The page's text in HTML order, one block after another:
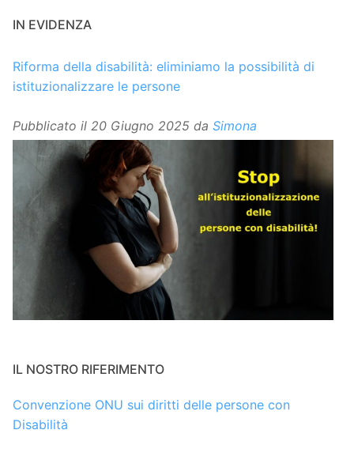
IN EVIDENZA
Riforma della disabilità: eliminiamo la possibilità di
istituzionalizzare le persone
Pubblicato il 20 Giugno 2025 da Simona
IL NOSTRO RIFERIMENTO
Convenzione ONU sui diritti delle persone con
Disabilità